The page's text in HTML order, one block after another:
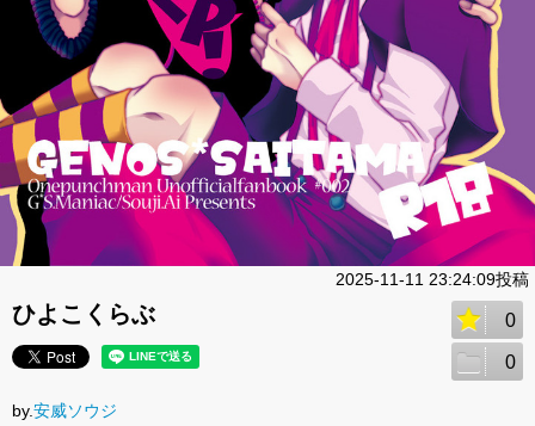
2025-11-11 23:24:09投稿
ひよこくらぶ 0
0
by.安威ソウジ